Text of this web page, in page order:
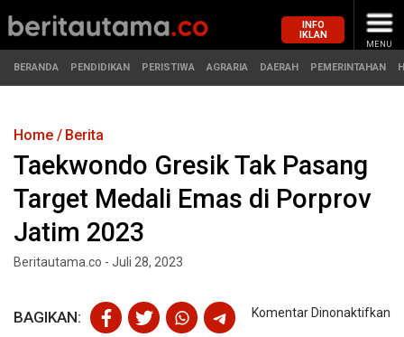
MASUK
BERANDA
PERISTIWA
PENDIDIKAN
HUKUM
INFO
IKLAN
MENU
BERANDA PENDIDIKAN PERISTIWA AGRARIA DAERAH PEMERINTAHAN
Home Berita
Taekwondo Gresik Tak Pasang
Target Medali Emas di Porprov
Jatim 2023
Beritautama.co - Juli 28, 2023
BAGIKAN: Komentar Dinonaktifkan